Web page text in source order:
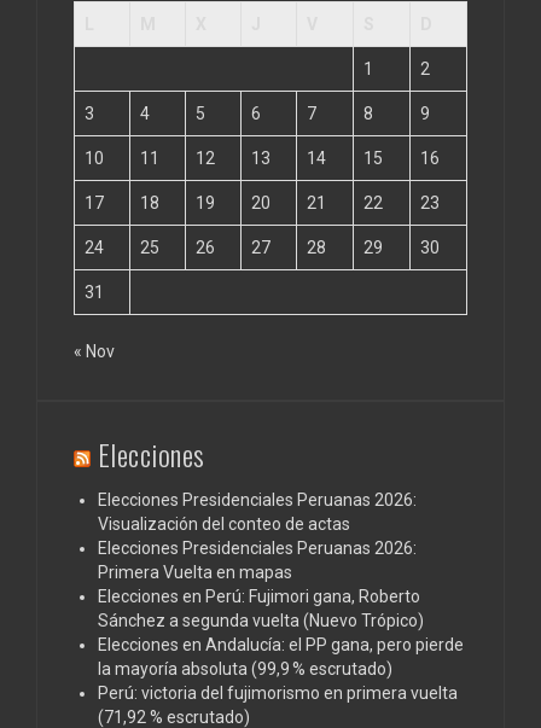
1 2
3 4 5 6 7 8 9
10 11 12 13 14 15 16
17 18 19 20 21 22 23
24 25 26 27 28 29 30
31
« Nov
Elecciones
Elecciones Presidenciales Peruanas 2026:
Visualización del conteo de actas
Elecciones Presidenciales Peruanas 2026:
Primera Vuelta en mapas
Elecciones en Perú: Fujimori gana, Roberto
Sánchez a segunda vuelta (Nuevo Trópico)
Elecciones en Andalucía: el PP gana, pero pierde
la mayoría absoluta (99,9 % escrutado)
Perú: victoria del fujimorismo en primera vuelta
(71,92 % escrutado)